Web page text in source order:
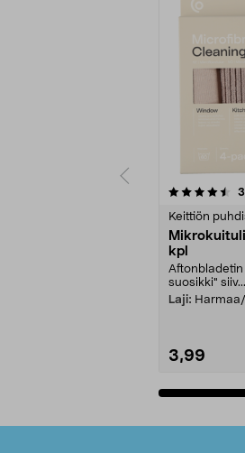
Keittiön
kpl
suosikki" siiv...
Laji:
3,99